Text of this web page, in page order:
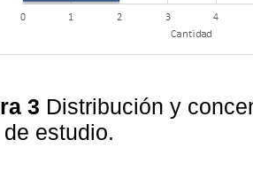
3 Distribución y
estudio.